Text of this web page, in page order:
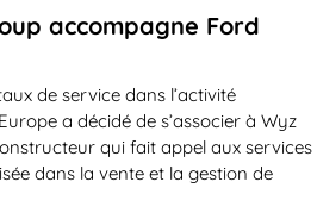
accompagne Ford
de service dans l’activité
a décidé de s’associer à Wyz
qui fait appel aux services
dans la vente et la gestion de